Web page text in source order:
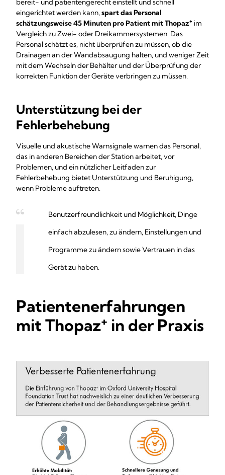
bereit- und patientengerecht einstellt und schnell
eingerichtet werden kann,spart das Personal
schätzungsweise 45 Minuten pro Patient mit Thopaz+ im
Vergleich zu Zwei- oder Dreikammersystemen. Das
Personal schätzt es, nicht überprüfen zu müssen, ob die
Drainagen an der Wandabsaugung halten, und weniger Zeit
mit dem Wechseln der Behälter und der Überprüfung der
korrekten Funktion der Geräte verbringen zu müssen.
Unterstützung bei der
Fehlerbehebung
Visuelle und akustische Warnsignale warnen das Personal,
das in anderen Bereichen der Station arbeitet, vor
Problemen, und ein nützlicher Leitfaden zur
Fehlerbehebung bietet Unterstützung und Beruhigung,
wenn Probleme auftreten.
Benutzerfreundlichkeit und Möglichkeit, Dinge
einfach abzulesen, zu ändern, Einstellungen und
Programme zu ändern sowie Vertrauen in das
Gerät zu haben.
Patientenerfahrungen
mit Thopaz+ in der Praxis